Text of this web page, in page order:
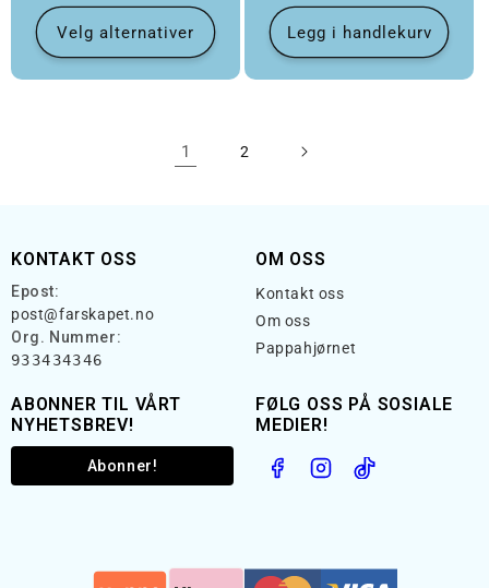
Velg alternativer Legg i handlekurv
1 2
KONTAKT OSS
Epost:
post@farskapet.no
Org. Nummer:
933434346
OM OSS
Kontakt oss
Om oss
Pappahjørnet
ABONNER TIL VÅRT
NYHETSBREV!
Abonner!
FØLG OSS PÅ SOSIALE
MEDIER!